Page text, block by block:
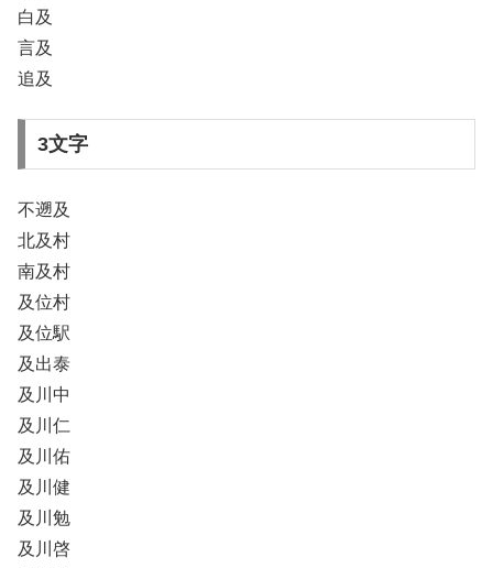
白及
言及
追及
3文字
不遡及
北及村
南及村
及位村
及位駅
及出泰
及川中
及川仁
及川佑
及川健
及川勉
及川啓